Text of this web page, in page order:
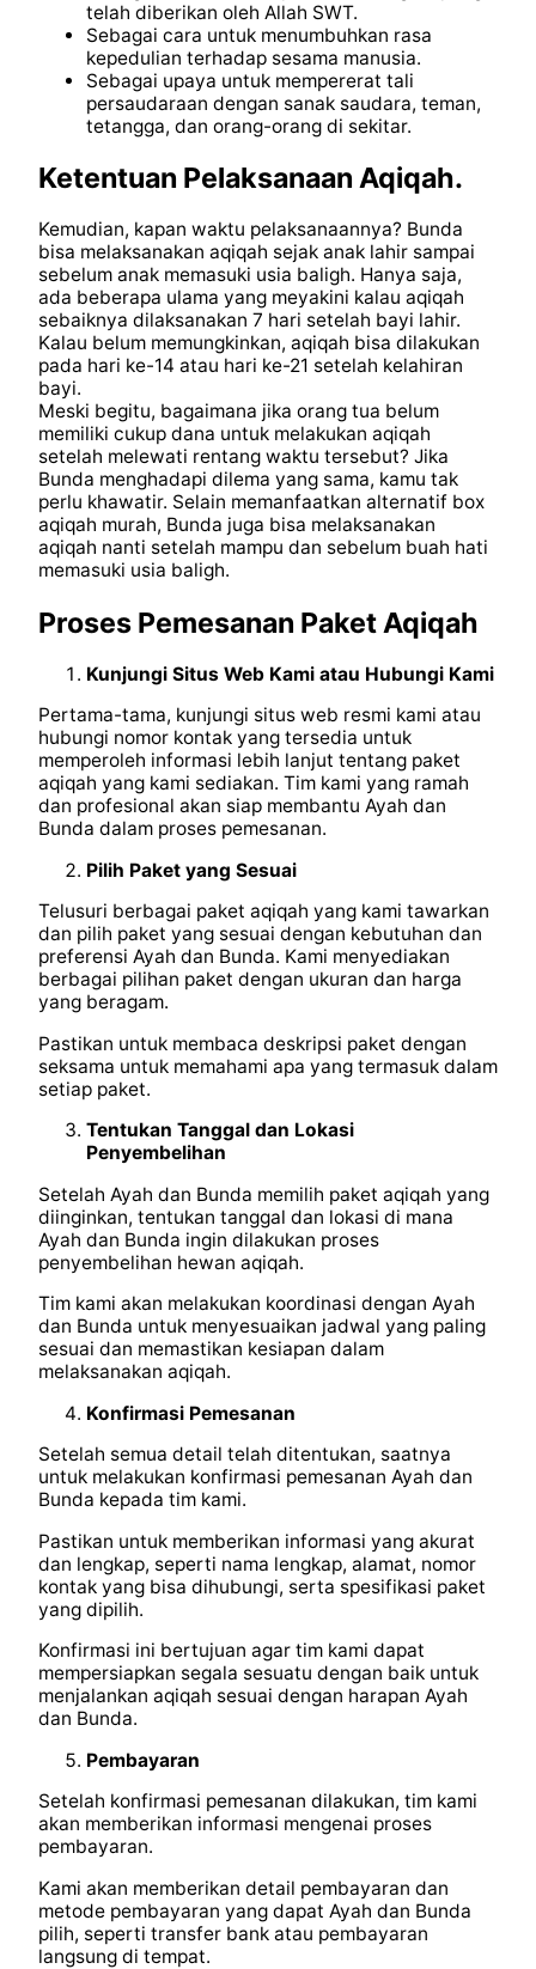
telah diberikan oleh Allah SWT.
Sebagai cara untuk menumbuhkan rasa
kepedulian terhadap sesama manusia.
Sebagai upaya untuk mempererat tali
persaudaraan dengan sanak saudara, teman,
tetangga, dan orang-orang di sekitar.
Ketentuan Pelaksanaan Aqiqah.
Kemudian, kapan waktu pelaksanaannya? Bunda
bisa melaksanakan aqiqah sejak anak lahir sampai
sebelum anak memasuki usia baligh. Hanya saja,
ada beberapa ulama yang meyakini kalau aqiqah
sebaiknya dilaksanakan 7 hari setelah bayi lahir.
Kalau belum memungkinkan, aqiqah bisa dilakukan
pada hari ke-14 atau hari ke-21 setelah kelahiran
bayi.
Meski begitu, bagaimana jika orang tua belum
memiliki cukup dana untuk melakukan aqiqah
setelah melewati rentang waktu tersebut? Jika
Bunda menghadapi dilema yang sama, kamu tak
perlu khawatir. Selain memanfaatkan alternatif box
aqiqah murah, Bunda juga bisa melaksanakan
aqiqah nanti setelah mampu dan sebelum buah hati
memasuki usia baligh.
Proses Pemesanan Paket Aqiqah
Kunjungi Situs Web Kami atau Hubungi Kami
Pertama-tama, kunjungi situs web resmi kami atau
hubungi nomor kontak yang tersedia untuk
memperoleh informasi lebih lanjut tentang paket
aqiqah yang kami sediakan. Tim kami yang ramah
dan profesional akan siap membantu Ayah dan
Bunda dalam proses pemesanan.
Pilih Paket yang Sesuai
Telusuri berbagai paket aqiqah yang kami tawarkan
dan pilih paket yang sesuai dengan kebutuhan dan
preferensi Ayah dan Bunda. Kami menyediakan
berbagai pilihan paket dengan ukuran dan harga
yang beragam.
Pastikan untuk membaca deskripsi paket dengan
seksama untuk memahami apa yang termasuk dalam
setiap paket.
Tentukan Tanggal dan Lokasi
Penyembelihan
Setelah Ayah dan Bunda memilih paket aqiqah yang
diinginkan, tentukan tanggal dan lokasi di mana
Ayah dan Bunda ingin dilakukan proses
penyembelihan hewan aqiqah.
Tim kami akan melakukan koordinasi dengan Ayah
dan Bunda untuk menyesuaikan jadwal yang paling
sesuai dan memastikan kesiapan dalam
melaksanakan aqiqah.
Konfirmasi Pemesanan
Setelah semua detail telah ditentukan, saatnya
untuk melakukan konfirmasi pemesanan Ayah dan
Bunda kepada tim kami.
Pastikan untuk memberikan informasi yang akurat
dan lengkap, seperti nama lengkap, alamat, nomor
kontak yang bisa dihubungi, serta spesifikasi paket
yang dipilih.
Konfirmasi ini bertujuan agar tim kami dapat
mempersiapkan segala sesuatu dengan baik untuk
menjalankan aqiqah sesuai dengan harapan Ayah
dan Bunda.
Pembayaran
Setelah konfirmasi pemesanan dilakukan, tim kami
akan memberikan informasi mengenai proses
pembayaran.
Kami akan memberikan detail pembayaran dan
metode pembayaran yang dapat Ayah dan Bunda
pilih, seperti transfer bank atau pembayaran
langsung di tempat.